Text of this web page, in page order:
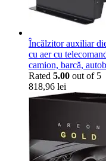
Încălzitor auxiliar
cu aer cu
camion, barcă,
Rated 5.00 out of 5
818,96 lei